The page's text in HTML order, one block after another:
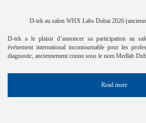
D-tek au salon WHX Labs Dubai 2026
D-tek a le plaisir d’annoncer sa participation au
événement international incontournable pour les
diagnostic, anciennement connu sous le nom Medlab
Read more